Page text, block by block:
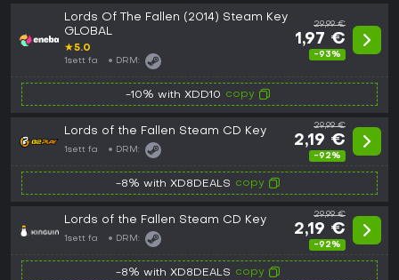
Lords Of The Fallen (2014) Steam Key
GLOBAL
★5.0
1sett fa DRM:
29,99 €
1,97 €
-93%
-10% with XDD10 copy
Lords of the Fallen Steam CD Key
1sett fa DRM:
29,99 €
2,19 €
-92%
-8% with XD8DEALS copy
Lords of the Fallen Steam CD Key
1sett fa DRM:
29,99 €
2,19 €
-92%
-8% with XD8DEALS copy